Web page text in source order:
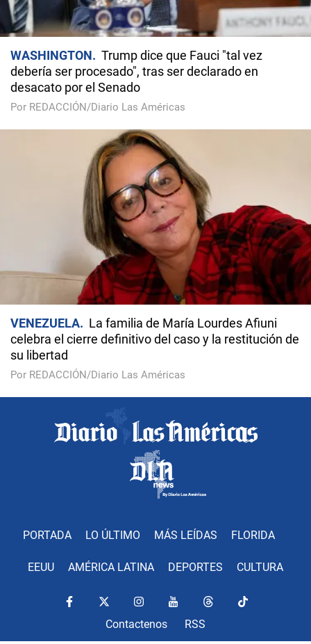
WASHINGTON
Trump dice que Fauci "tal vez
debería ser procesado", tras ser declarado en
desacato por el Senado
Por REDACCIÓN/Diario Las Américas
VENEZUELA
La familia de María Lourdes Afiuni
celebra el cierre definitivo del caso y la restitución de
su libertad
Por REDACCIÓN/Diario Las Américas
PORTADA LO ÚLTIMO MÁS LEÍDAS FLORIDA
EEUU AMÉRICA LATINA DEPORTES CULTURA
Contactenos RSS